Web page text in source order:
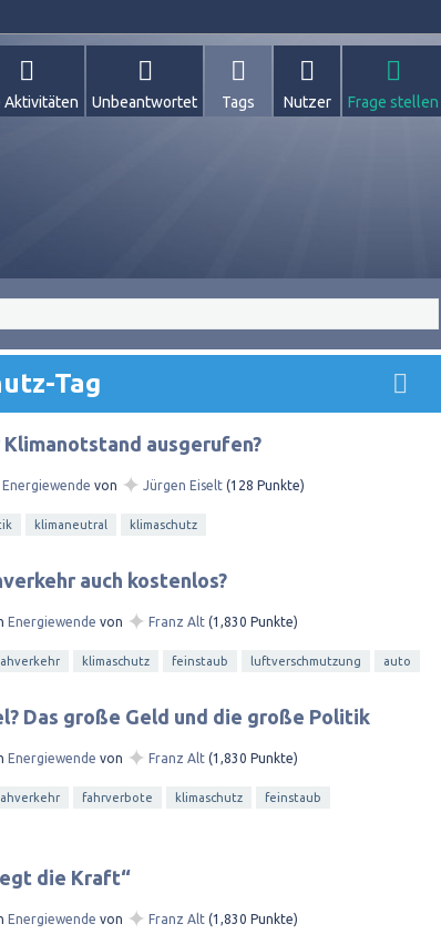
Aktivitäten Unbeantwortet Tags Nutzer Frage stellen
Tag
ausgerufen?
Energiewende von ✦ Jürgen Eiselt (128 Punkte)
klimaneutral klimaschutz
auch kostenlos?
Energiewende von ✦ Franz Alt (1,830 Punkte)
klimaschutz feinstaub luftverschmutzung auto
Das große Geld und die große Politik
Energiewende von ✦ Franz Alt (1,830 Punkte)
fahrverbote klimaschutz
feinstaub
die Kraft“
Energiewende von ✦ Franz Alt (1,830 Punkte)